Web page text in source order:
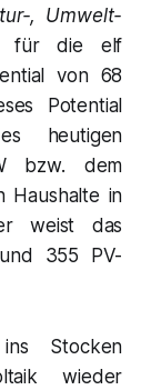
, Umwelt-
für die elf
von 68
Potential
heutigen
bzw. dem
Haushalte in
weist das
355 PV-
Stocken
wieder